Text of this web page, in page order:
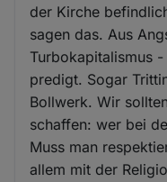
der Kirche
sagen das. Aus
Turbokapitalismus
predigt. Sogar
Bollwerk. Wir
schaffen: wer bei
Muss man
allem mit der